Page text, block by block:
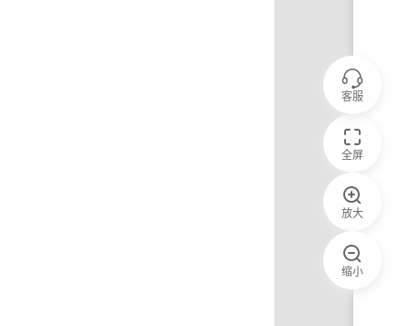
客服
全屏
放大
缩小